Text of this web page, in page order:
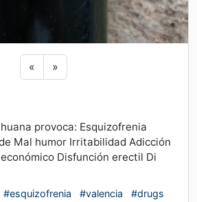
«Previous sticker
»Next sticker
provoca: Esquizofrenia
Mal humor Irritabilidad Adicción
Disfunción erectil Di
#esquizofrenia #valencia
#drugs